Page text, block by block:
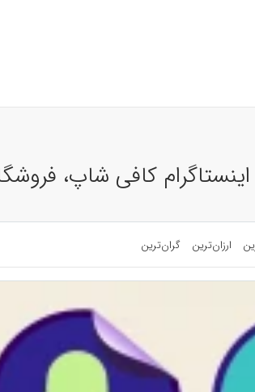
کافی شاپ،
ارزان‌ترین گران‌ترین